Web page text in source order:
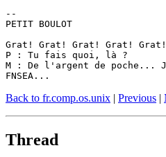
--
PETIT BOULOT
Grat! Grat! Grat! Grat!
P : Tu fais quoi, là ?
M : De l'argent de poche...
FNSEA...
Back to fr.comp.os.unix | Previous |
Thread